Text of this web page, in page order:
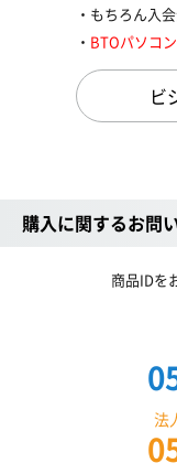
もちろん入
BTOパソコ
ビ
購入に関するお問
商品IDを
法